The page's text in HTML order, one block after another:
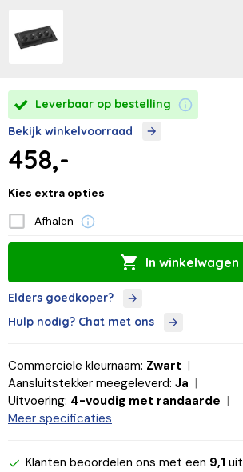
Leverbaar op bestelling
Bekijk winkelvoorraad
458,-
Kies extra opties
Afhalen
In winkelwagen
Elders goedkoper?
Hulp nodig? Chat met ons
Commerciële kleurnaam: Zwart
Aansluitstekker meegeleverd: Ja
Uitvoering: 4-voudig met randaarde
Meer specificaties
Klanten beoordelen ons met een 9,1 uit